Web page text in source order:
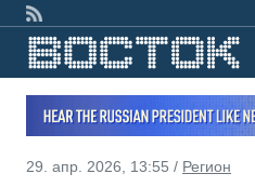
29. апр. 2026, 13:55 / Регион